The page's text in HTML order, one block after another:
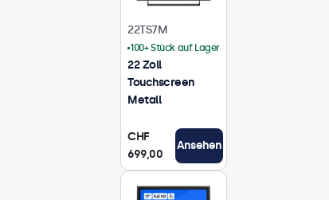
22 Zoll
Touchscreen
Metall
22TS7M
100+ Stück auf Lager
CHF
699,00
Ansehen